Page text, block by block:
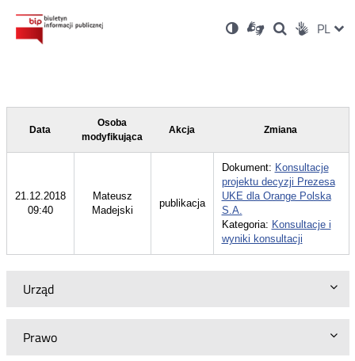
Ustawienia
Wersja
kontrastowa
Dla
niesłyszących
OtwórzOtwórz
w
Otwórz
w
Social PL
Urząd
Prawo
Data
Osoba
modyfikująca
Akcja Zmiana
21.12.2018
09:40
Mateusz
Madejski
publikacja
Dokument: Konsultacje
projektu decyzji Prezesa
UKE dla Orange Polska
S.A.
Kategoria: Konsultacje i
wyniki konsultacji